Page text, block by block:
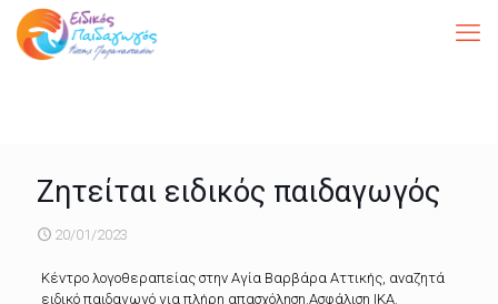
Ζητείται ειδικός παιδαγωγός
20/01/2023
Kέντρο λογοθεραπείας στην Αγία Βαρβάρα Αττικής, αναζητά
ειδικό παιδαγωγό για πλήρη απασχόληση.Ασφάλιση ΙΚΑ.